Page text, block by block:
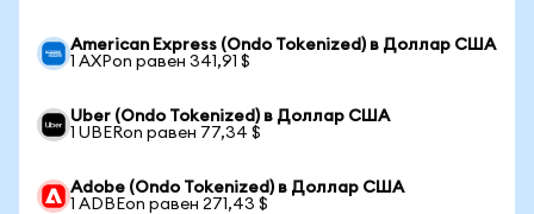
American Express (Ondo Tokenized) в Доллар США
1 AXPon равен 341,91 $
Uber (Ondo Tokenized) в Доллар США
1 UBERon равен 77,34 $
Adobe (Ondo Tokenized) в Доллар США
1 ADBEon равен 271,43 $